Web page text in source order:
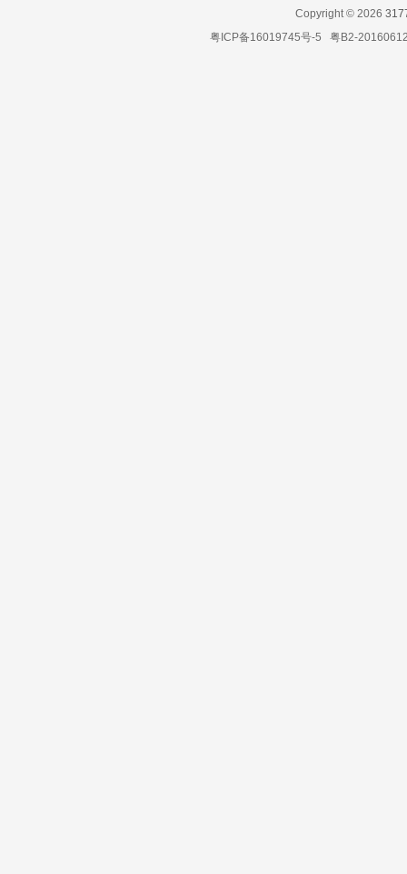
Copyright © 2026
粤ICP备16019745号-5 粤B2-